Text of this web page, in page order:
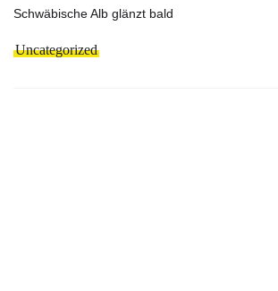
Schwäbische Alb glänzt bald
Uncategorized